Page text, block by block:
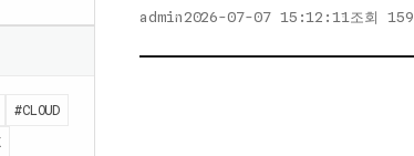
#CLOUD
admin 2026-07-07 15:12:11조회 159